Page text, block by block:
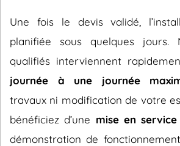
Une fois le devis validé,
planifiée sous quelques jours.
qualifiés interviennent
journée à une journée
travaux ni modification de votre
bénéficiez d’une mise en
démonstration de